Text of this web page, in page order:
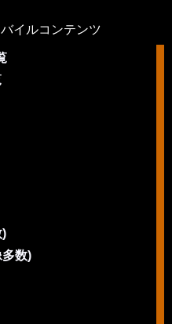
イルコンテンツ
)
数)